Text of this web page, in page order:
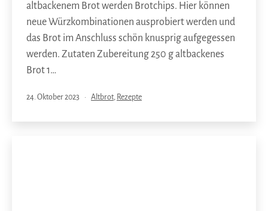
altbackenem Brot werden Brotchips. Hier können
neue Würzkombinationen ausprobiert werden und
das Brot im Anschluss schön knusprig aufgegessen
werden. Zutaten Zubereitung 250 g altbackenes
Brot 1…
Veröffentlicht
24. Oktober 2023
Kategorisiert
Altbrot, Rezepte